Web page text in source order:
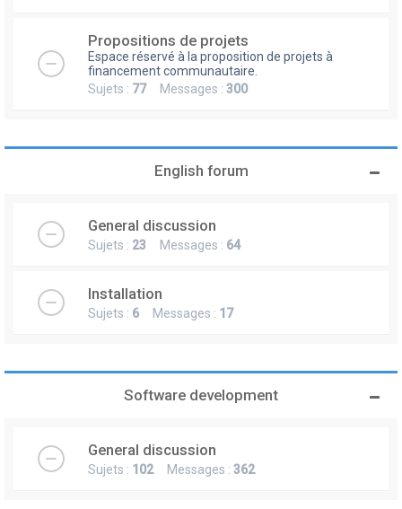
Propositions de projets
Espace réservé à la proposition de projets à
financement communautaire.
Sujets : 77Messages : 300
English forum
General discussion
Sujets : 23 Messages : 64
Installation
Sujets : 6 Messages : 17
Software development
General discussion
Sujets : 102Messages : 362